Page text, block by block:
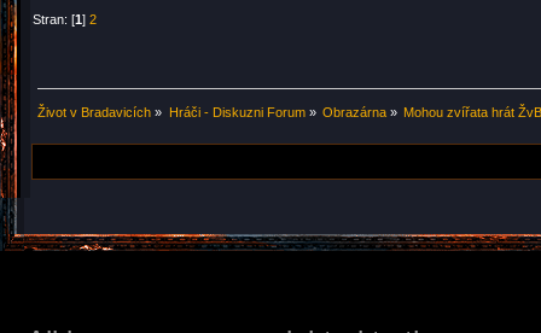
Stran: [1]2
Život v Bradavicích » Hráči - Diskuzni Forum» Obrazárna» Mohou zvířata hrát